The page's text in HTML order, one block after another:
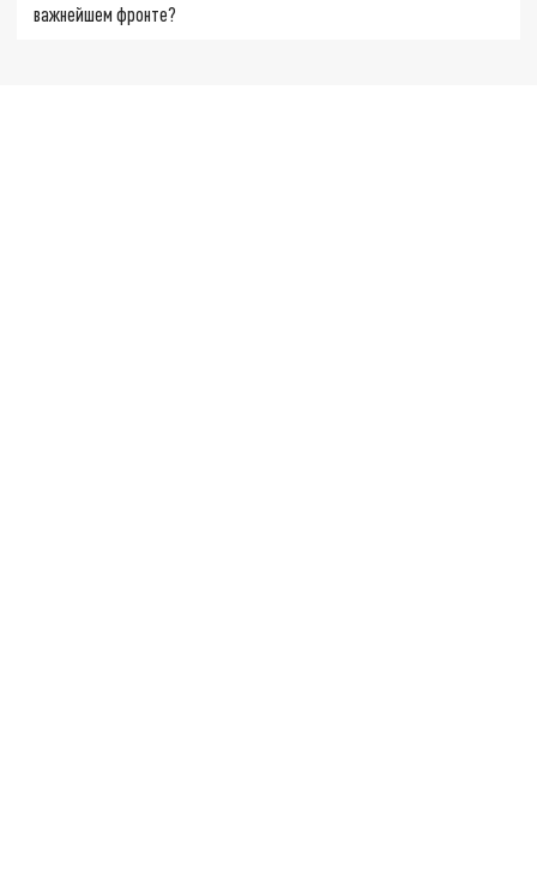
важнейшем фронте?